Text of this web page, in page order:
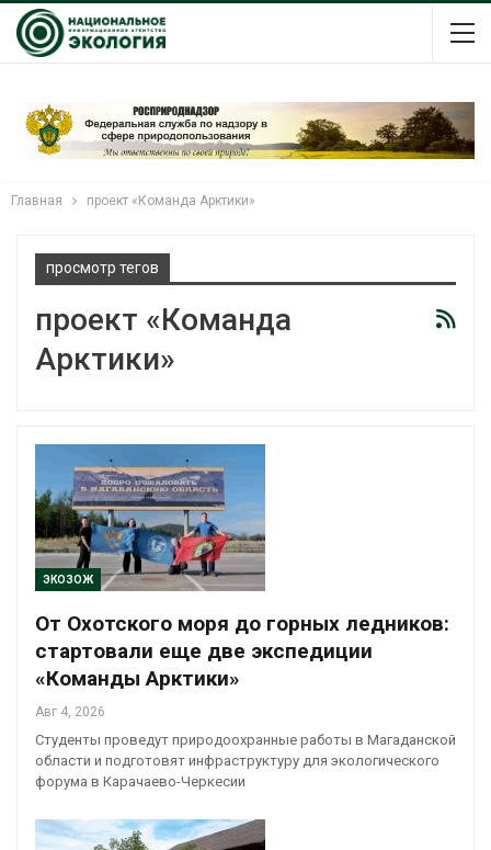
Главная проект «Команда Арктики»
просмотр тегов
проект «Команда
Арктики»
ЭКОЗОЖ
От Охотского моря до горных ледников:
стартовали еще две экспедиции
«Команды Арктики»
Авг 4, 2026
Студенты проведут природоохранные работы в Магаданской
области и подготовят инфраструктуру для экологического
форума в Карачаево-Черкесии